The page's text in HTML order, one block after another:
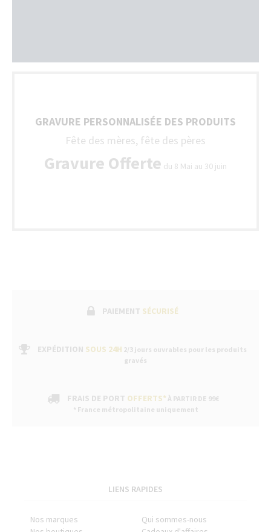
GRAVURE PERSONNALISÉE DES PRODUITS
Fête des mères, fête des pères
Gravure Offerte du 8 Mai au 30 juin
PAIEMENT SÉCURISÉ
EXPÉDITION SOUS 24H 2/3 jours ouvrables pour les produits
gravés
FRAIS DE PORT OFFERTS* À PARTIR DE 99€
* France métropolitaine uniquement
LIENS RAPIDES
Nos marques
Qui sommes-nous